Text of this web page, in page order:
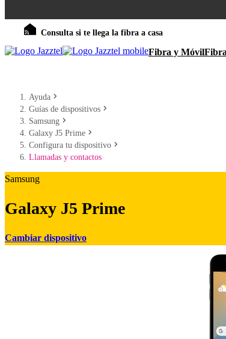
Consulta si te llega la fibra a casa
Fibra y MóvilFibra
Ayuda
Guías de dispositivos
Samsung
Galaxy J5 Prime
Configura tu dispositivo
Llamadas y contactos
Samsung
Galaxy J5 Prime
Cambiar dispositivo